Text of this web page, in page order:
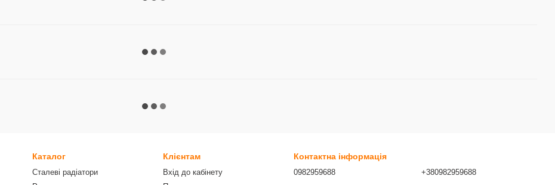
Каталог
Сталеві радіатори
Клієнтам
Вхід до кабінету
Контактна інформація
0982959688
+380982959688